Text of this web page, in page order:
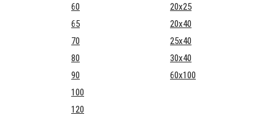
60
20x25
65
20x40
70
25x40
80
30x40
90
60x100
100
120